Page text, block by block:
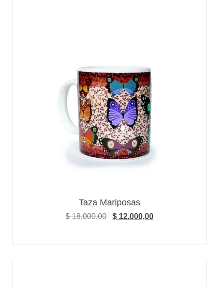
Taza Mariposas
$18.000,00 $ 12.000,00